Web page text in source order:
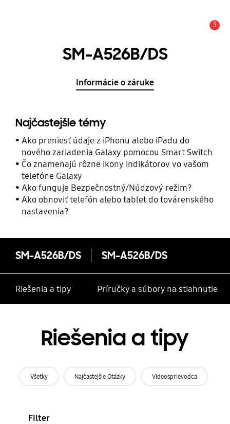
3
SM-A526B/DS
Informácie o záruke
Najčastejšie témy
Ako preniesť údaje z iPhonu alebo iPadu do
nového zariadenia Galaxy pomocou Smart Switch
Čo znamenajú rôzne ikony indikátorov vo vašom
telefóne Galaxy
Ako funguje Bezpečnostný/Núdzový režim?
Ako obnoviť telefón alebo tablet do továrenského
nastavenia?
SM-A526B/DS SM-A526B/DS
Riešenia a tipy Príručky a súbory na stiahnutie
Riešenia a tipy
Všetky Najčastejšie Otázky Videosprievodca
Filter